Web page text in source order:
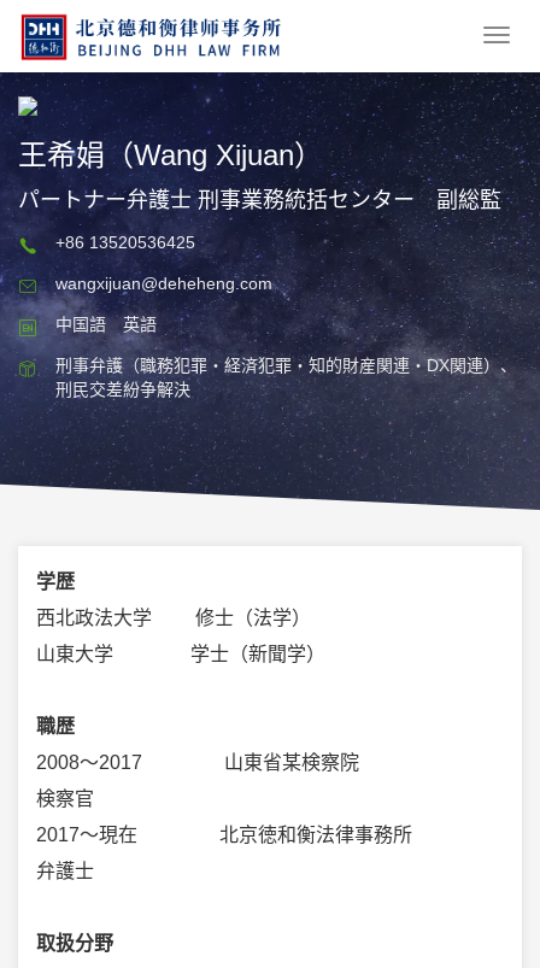
王希娟（Wang Xijuan）
パートナー弁護士 刑事業務統括センター 副総監
+86 13520536425
wangxijuan@deheheng.com
中国語 英語
刑事弁護（職務犯罪・経済犯罪・知的財産関連・DX関連）、
刑民交差紛争解決
学歴
西北政法大学 修士（法学）
山東大学 学士（新聞学）
職歴
2008～2017 山東省某検察院
検察官
2017～現在 北京徳和衡法律事務所
弁護士
取扱分野